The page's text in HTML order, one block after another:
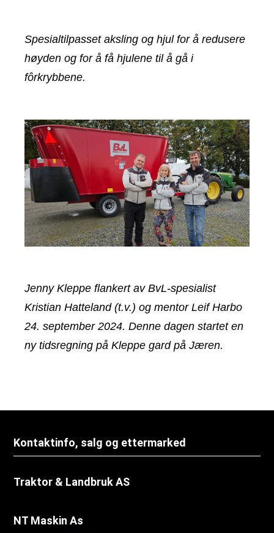
Spesialtilpasset aksling og hjul for å redusere
høyden og for å få hjulene til å gå i
fôrkrybbene.
Jenny Kleppe flankert av BvL-spesialist
Kristian Hatteland (t.v.) og mentor Leif Harbo
24. september 2024. Denne dagen startet en
ny tidsregning på Kleppe gard på Jæren.
Kontaktinfo, salg og ettermarked
Traktor & Landbruk AS
NT Maskin As